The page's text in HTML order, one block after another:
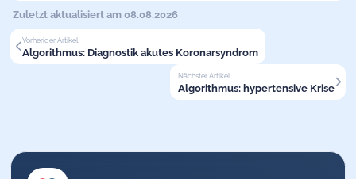
Zuletzt aktualisiert am 08.08.2026
Vorheriger Artikel
Algorithmus: Diagnostik akutes Koronarsyndrom
Nächster Artikel
Algorithmus: hypertensive Krise